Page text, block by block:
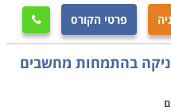
פרטי הקורס 
בהתמחות מחשבים